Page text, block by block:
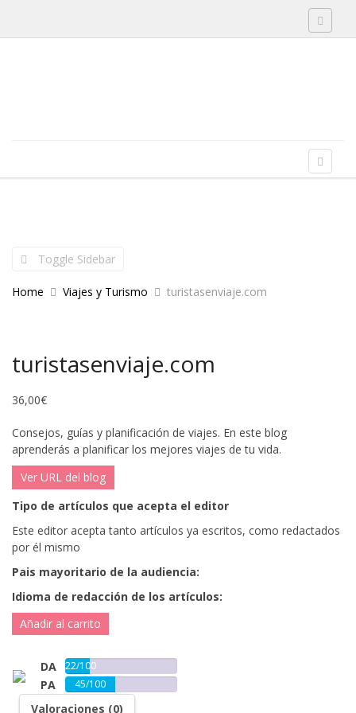
Toggle Sidebar
Home Viajes y Turismo turistasenviaje.com
turistasenviaje.com
36,00€
Consejos, guías y planificación de viajes. En este blog
aprenderás a planificar los mejores viajes de tu vida.
Ver URL del blog
Tipo de artículos que acepta el editor
Este editor acepta tanto artículos ya escritos, como redactados
por él mismo
Pais mayoritario de la audiencia:
Idioma de redacción de los artículos:
Añadir al carrito
DA 22/100
PA 45/100
Valoraciones (0)